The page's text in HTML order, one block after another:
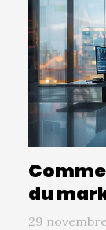
du
29